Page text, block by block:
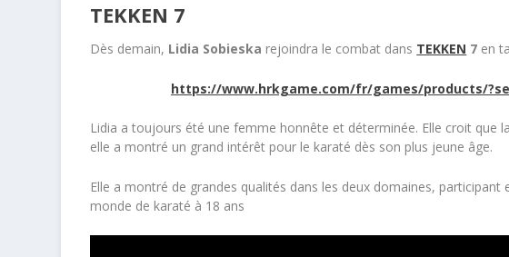
TEKKEN 7
Dès demain, Lidia Sobieska rejoindra le combat dans TEKKEN 7 en
https://www.hrkgame.com/fr/games/products/
Lidia a toujours été une femme honnête et déterminée. Elle croit que
elle a montré un grand intérêt pour le karaté dès son plus jeune âge.
Elle a montré de grandes qualités dans les deux domaines,
monde de karaté à 18 ans